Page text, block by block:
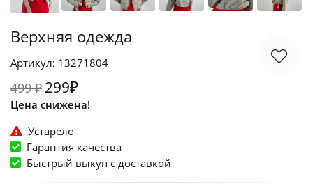
Верхняя одежда
Артикул: 13271804
499 ₽ 299₽
Цена снижена!
Устарело
Гарантия качества
Быстрый выкуп c доставкой